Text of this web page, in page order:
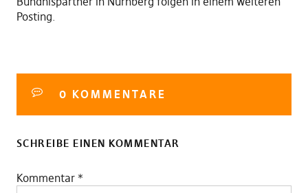
Posting.
0 KOMMENTARE
SCHREIBE EINEN KOMMENTAR
Kommentar *